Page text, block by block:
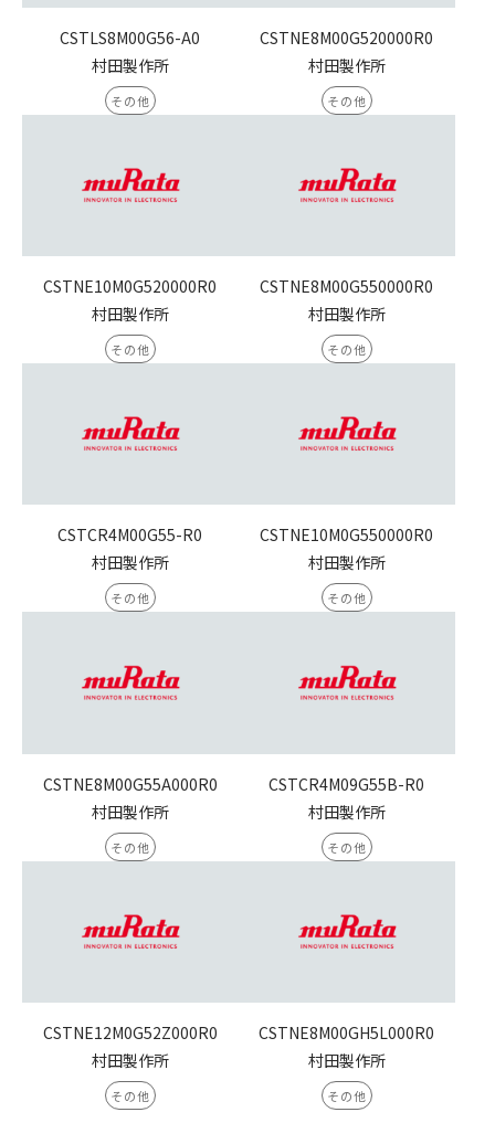
CSTLS8M00G56-A0
村田製作所
その他
CSTNE8M00G520000R0
村田製作所
その他
CSTNE10M0G520000R0
村田製作所
その他
CSTNE8M00G550000R0
村田製作所
その他
CSTCR4M00G55-R0
村田製作所
その他
CSTNE10M0G550000R0
村田製作所
その他
CSTNE8M00G55A000R0
村田製作所
その他
CSTCR4M09G55B-R0
村田製作所
その他
CSTNE12M0G52Z000R0
村田製作所
その他
CSTNE8M00GH5L000R0
村田製作所
その他